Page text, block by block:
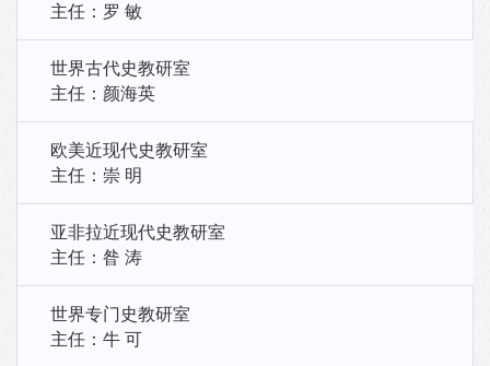
主任：罗 敏
世界古代史教研室
主任：颜海英
欧美近现代史教研室
主任：崇 明
亚非拉近现代史教研室
主任：昝 涛
世界专门史教研室
主任：牛 可